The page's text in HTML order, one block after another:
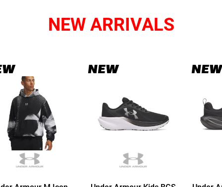
NEW ARRIVALS
NEW NEW